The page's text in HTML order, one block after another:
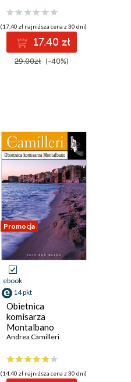
(17,40 zł najniższa cena z 30 dni)
17.40 zł
29.00zł (-40%)
Promocja
ebook
14 pkt
Obietnica
komisarza
Montalbano
Andrea Camilleri
(14,40 zł najniższa cena z 30 dni)